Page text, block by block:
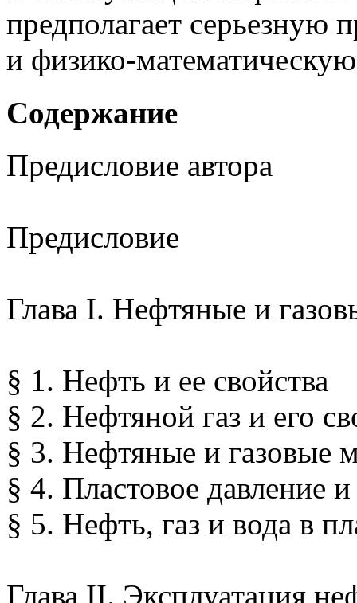
предполагает серьезную
и физико-математическую
Содержание
Предисловие автора
Предисловие
Глава I. Нефтяные и
§ 1. Нефть и ее свойства
§ 2. Нефтяной газ и его
§ 3. Нефтяные и газовые
§ 4. Пластовое давление
§ 5. Нефть, газ и вода в
Глава II. Эксплуатация